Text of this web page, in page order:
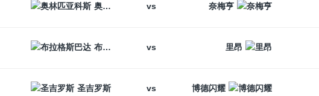
奥林匹亚科斯 vs 奈梅亨
布拉格斯巴达 vs 里昂
圣吉罗斯 vs 博德闪耀